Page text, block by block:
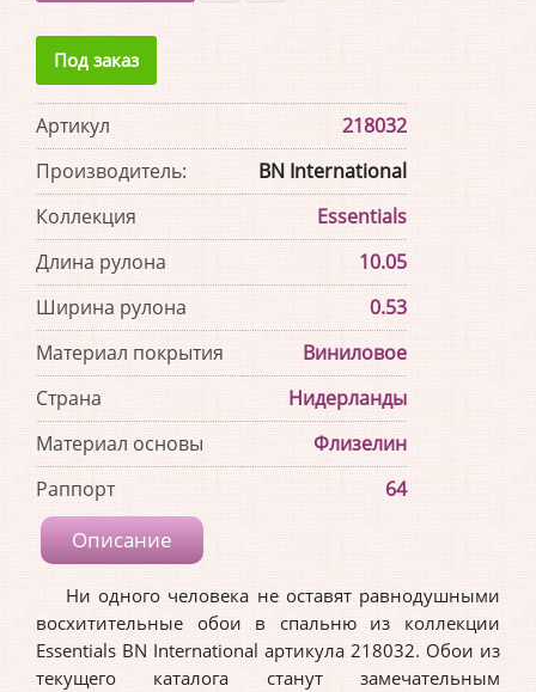
Под заказ
Артикул
218032
Производитель:
BN International
Коллекция
Essentials
Длина рулона
10.05
Ширина рулона
0.53
Материал покрытия
Виниловое
Страна
Нидерланды
Материал основы
Флизелин
Раппорт
64
Описание
Ни одного человека не оставят равнодушными
восхитительные обои в спальню из коллекции
Essentials BN International артикула 218032. Обои из
текущего каталога станут замечательным